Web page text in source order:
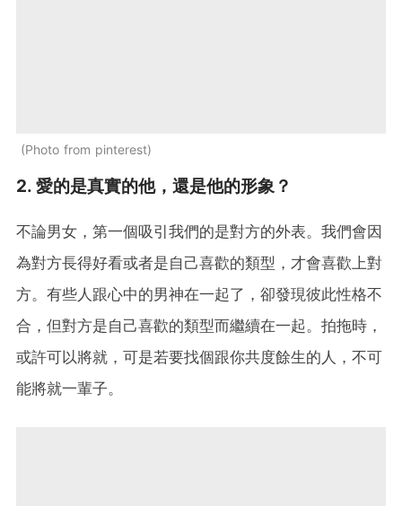
Photo from pinterest
2. 愛的是真實的他，還是他的形象？
不論男女，第一個吸引我們的是對方的外表。我們會因
為對方長得好看或者是自己喜歡的類型，才會喜歡上對
方。有些人跟心中的男神在一起了，卻發現彼此性格不
合，但對方是自己喜歡的類型而繼續在一起。拍拖時，
或許可以將就，可是若要找個跟你共度餘生的人，不可
能將就一輩子。